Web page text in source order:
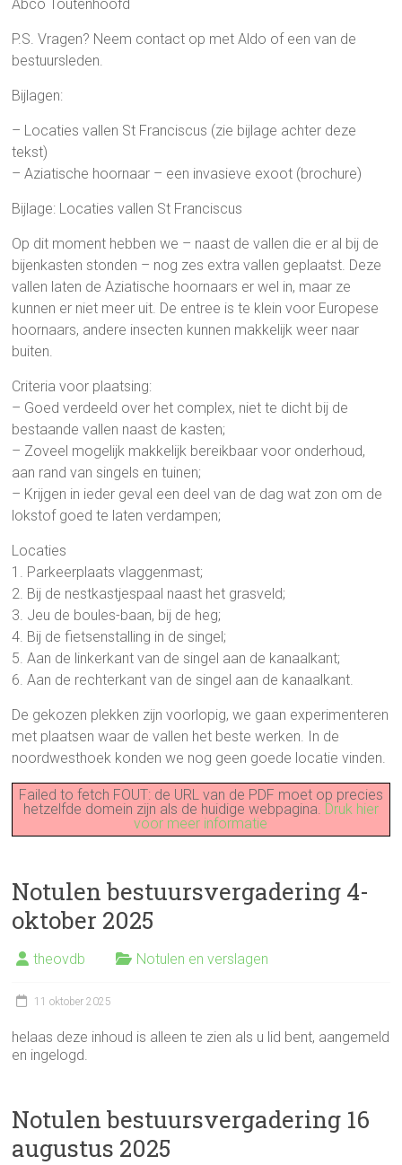
Abco Toutenhoofd
P.S. Vragen? Neem contact op met Aldo of een van de
bestuursleden.
Bijlagen:
– Locaties vallen St Franciscus (zie bijlage achter deze
tekst)
– Aziatische hoornaar – een invasieve exoot (brochure)
Bijlage: Locaties vallen St Franciscus
Op dit moment hebben we – naast de vallen die er al bij de
bijenkasten stonden – nog zes extra vallen geplaatst. Deze
vallen laten de Aziatische hoornaars er wel in, maar ze
kunnen er niet meer uit. De entree is te klein voor Europese
hoornaars, andere insecten kunnen makkelijk weer naar
buiten.
Criteria voor plaatsing:
– Goed verdeeld over het complex, niet te dicht bij de
bestaande vallen naast de kasten;
– Zoveel mogelijk makkelijk bereikbaar voor onderhoud,
aan rand van singels en tuinen;
– Krijgen in ieder geval een deel van de dag wat zon om de
lokstof goed te laten verdampen;
Locaties
1. Parkeerplaats vlaggenmast;
2. Bij de nestkastjespaal naast het grasveld;
3. Jeu de boules-baan, bij de heg;
4. Bij de fietsenstalling in de singel;
5. Aan de linkerkant van de singel aan de kanaalkant;
6. Aan de rechterkant van de singel aan de kanaalkant.
De gekozen plekken zijn voorlopig, we gaan experimenteren
met plaatsen waar de vallen het ­­beste werken. In de
noordwesthoek konden we nog geen goede locatie vinden.
Failed to fetch FOUT: de URL van de PDF moet op precies
hetzelfde domein zijn als de huidige webpagina. Druk hier
voor meer informatie
Notulen bestuursvergadering 4-
oktober 2025
theovdb Notulen en verslagen
11 oktober 2025
helaas deze inhoud is alleen te zien als u lid bent, aangemeld
en ingelogd.
Notulen bestuursvergadering 16
augustus 2025